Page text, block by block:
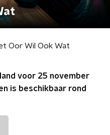
Oor Wil Ook Wat
voor 25 november
is beschikbaar rond